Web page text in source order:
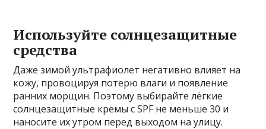
Используйте солнцезащитные
средства
Даже зимой ультрафиолет негативно влияет на
кожу, провоцируя потерю влаги и появление
ранних морщин. Поэтому выбирайте лёгкие
солнцезащитные кремы с SPF не меньше 30 и
наносите их утром перед выходом на улицу.